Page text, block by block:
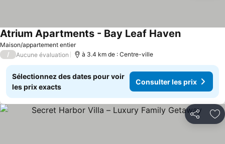
Maison/appartement entier
Atrium Apartments - Bay Leaf Haven
/ Aucune évaluation à 3.4 km de : Centre-ville
Sélectionnez des dates pour voir
les prix exacts
Consulter les prix
Partager